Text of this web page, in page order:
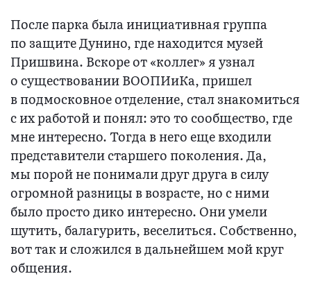
После парка была инициативная группа
по защите Дунино, где находится музей
Пришвина. Вскоре от «коллег» я узнал
о существовании ВООПИиКа, пришел
в подмосковное отделение, стал знакомиться
с их работой и понял: это то сообщество, где
мне интересно. Тогда в него еще входили
представители старшего поколения. Да,
мы порой не понимали друг друга в силу
огромной разницы в возрасте, но с ними
было просто дико интересно. Они умели
шутить, балагурить, веселиться. Собственно,
вот так и сложился в дальнейшем мой круг
общения.